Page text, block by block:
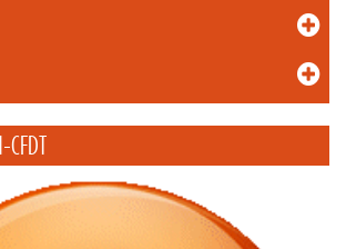
CFDT